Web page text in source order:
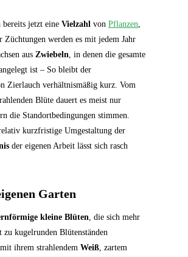
jetzt eine Vielzahl von Pflanzen,
Züchtungen werden es mit jedem Jahr
aus Zwiebeln, in denen die gesamte
ist – So bleibt der
Zierlauch verhältnismäßig kurz. Vom
Blüte dauert es meist nur
die Standortbedingungen stimmen.
kurzfristige Umgestaltung der
der eigenen Arbeit lässt sich rasch
Garten
kleine Blüten, die sich mehr
kugelrunden Blütenständen
ihrem strahlendem Weiß, zartem